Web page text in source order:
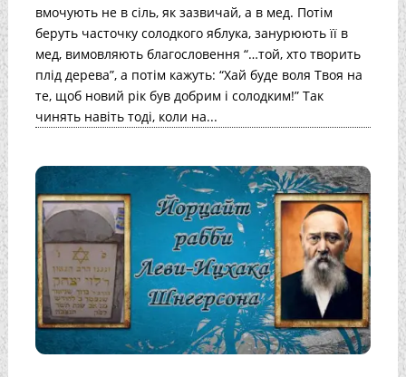
вмочують не в сіль, як зазвичай, а в мед. Потім
беруть часточку солодкого яблука, занурюють її в
мед, вимовляють благословення “…той, хто творить
плід дерева”, а потім кажуть: “Хай буде воля Твоя на
те, щоб новий рік був добрим і солодким!” Так
чинять навіть тоді, коли на...